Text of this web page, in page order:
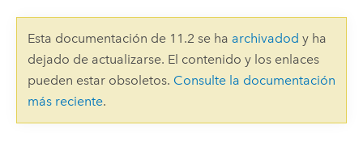
Esta documentación de 11.2 se ha archivadod y ha
dejado de actualizarse. El contenido y los enlaces
pueden estar obsoletos. Consulte la documentación
más reciente.